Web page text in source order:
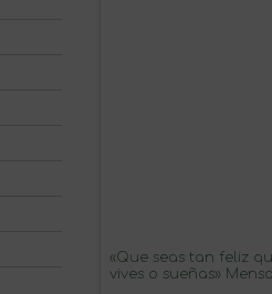
«Que seas tan feliz
vives o sueñas»